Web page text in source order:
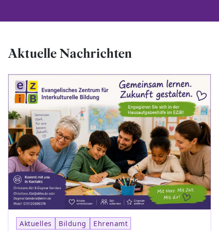
Aktuelle Nachrichten
Aktuelles Bildung Ehrenamt